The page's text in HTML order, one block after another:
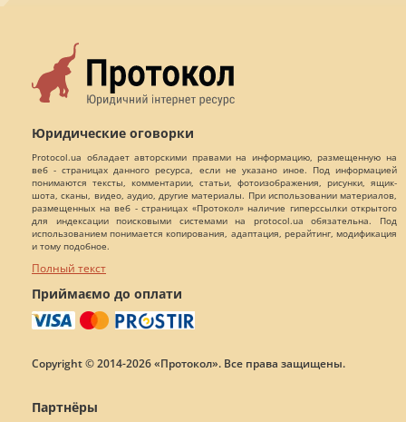
Юридические оговорки
Protocol.ua обладает авторскими правами на информацию, размещенную на
веб - страницах данного ресурса, если не указано иное. Под информацией
понимаются тексты, комментарии, статьи, фотоизображения, рисунки, ящик-
шота, сканы, видео, аудио, другие материалы. При использовании материалов,
размещенных на веб - страницах «Протокол» наличие гиперссылки открытого
для индексации поисковыми системами на protocol.ua обязательна. Под
использованием понимается копирования, адаптация, рерайтинг, модификация
и тому подобное.
Полный текст
Приймаємо до оплати
Copyright © 2014-2026 «Протокол». Все права защищены.
Партнёры